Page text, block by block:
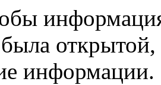
открытой,
информации.